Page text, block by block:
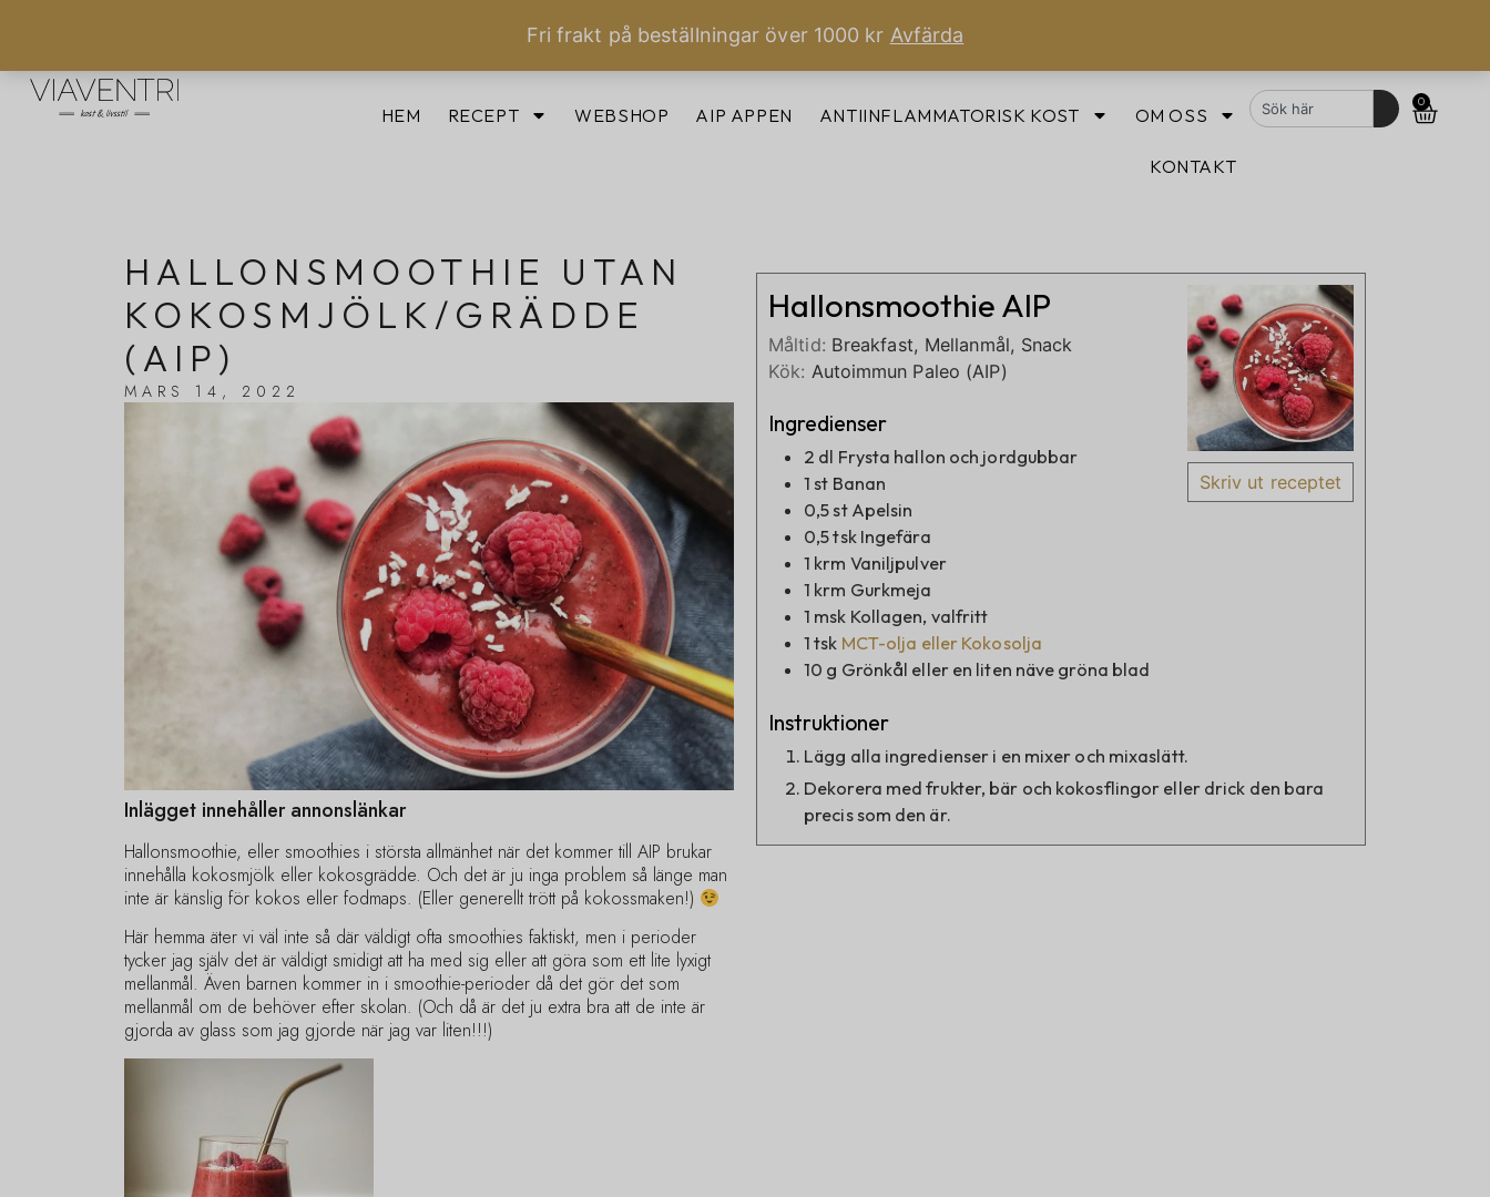
Fri frakt på beställningar över 1000 kr Avfärda
HEM RECEPT WEBSHOP AIP APPEN ANTIINFLAMMATORISK KOST OM OSS
KONTAKT
0
HALLONSMOOTHIE UTAN
KOKOSMJÖLK/GRÄDDE
(AIP)
MARS 14, 2022
Inlägget innehåller annonslänkar
Hallonsmoothie, eller smoothies i största allmänhet när det kommer till AIP brukar
innehålla kokosmjölk eller kokosgrädde. Och det är ju inga problem så länge man
inte är känslig för kokos eller fodmaps. (Eller generellt trött på kokossmaken!)
Här hemma äter vi väl inte så där väldigt ofta smoothies faktiskt, men i perioder
tycker jag själv det är väldigt smidigt att ha med sig eller att göra som ett lite lyxigt
mellanmål. Även barnen kommer in i smoothie-perioder då det gör det som
mellanmål om de behöver efter skolan. (Och då är det ju extra bra att de inte är
gjorda av glass som jag gjorde när jag var liten!!!)
Skriv ut receptet
Hallonsmoothie AIP
Måltid: Breakfast, Mellanmål, Snack
Kök: Autoimmun Paleo (AIP)
Ingredienser
2 dl Frysta hallon och jordgubbar
1 st Banan
0,5st Apelsin
0,5tsk Ingefära
1 krm Vaniljpulver
1 krm Gurkmeja
1 msk Kollagen, valfritt
1 tsk MCT-olja eller Kokosolja
10 g Grönkål eller en liten näve gröna blad
Instruktioner
Lägg alla ingredienser i en mixer och mixaslätt.
Dekorera med frukter, bär och kokosflingor eller drick den bara
precis som den är.